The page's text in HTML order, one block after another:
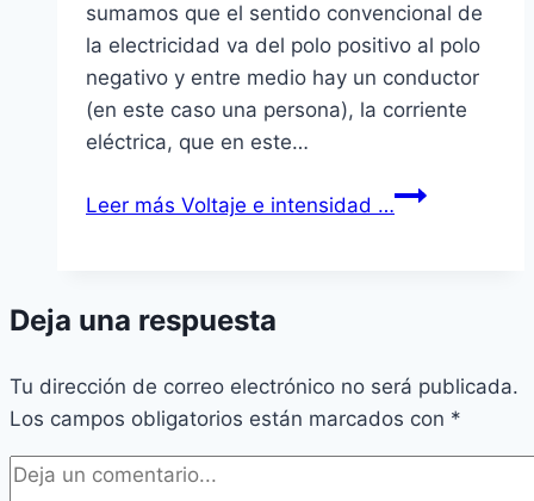
sumamos que el sentido convencional de
la electricidad va del polo positivo al polo
negativo y entre medio hay un conductor
(en este caso una persona), la corriente
eléctrica, que en este…
Leer más Voltaje e intensidad …
Deja una respuesta
Tu dirección de correo electrónico no será publicada.
Los campos obligatorios están marcados con *